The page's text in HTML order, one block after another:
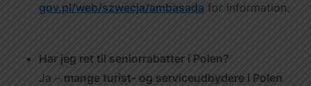
gov.pl/web/szwecja/ambasada for information.
Har jeg ret til seniorrabatter i Polen?
Ja – mange turist- og serviceudbydere i Polen